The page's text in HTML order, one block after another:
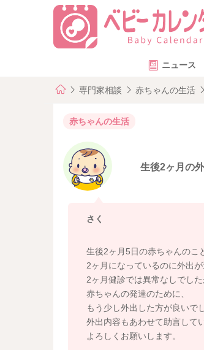
ニュース
専門家相談 赤ちゃんの生活
赤ちゃんの生活
生後2ヶ月の
さく
生後2ヶ月5日の赤ちゃんのこ
2ヶ月になっているのに外出が
2ヶ月健診では異常なしでした
赤ちゃんの発達のために、
もう少し外出した方が良いで
外出内容もあわせて助言して
よろしくお願いします。